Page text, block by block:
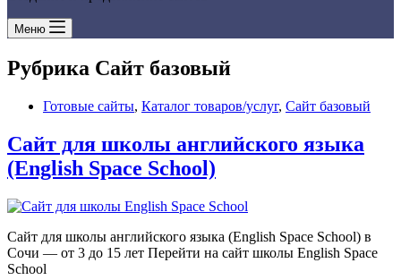
Меню
Рубрика Сайт базовый
Готовые сайты, Каталог товаров/услуг, Сайт базовый
Сайт для школы английского языка
(English Space School)
Сайт для школы английского языка (English Space School) в
Сочи — от 3 до 15 лет Перейти на сайт школы English Space
School